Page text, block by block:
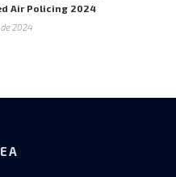
Air Policing 2024
2024